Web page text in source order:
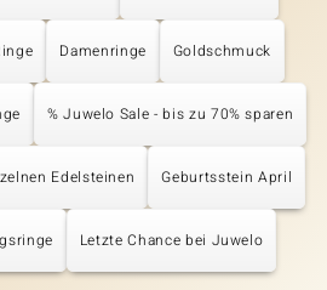
Damenringe Goldschmuck
% Juwelo Sale - bis zu 70% sparen
Edelsteinen Geburtsstein April
Letzte Chance bei Juwelo